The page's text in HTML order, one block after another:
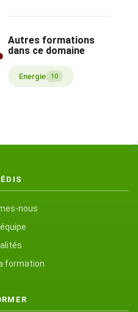
Autres formations
dans ce domaine
Energie 10
nous
formation